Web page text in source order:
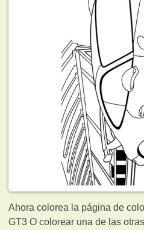
Ahora colorea la página de
GT3 O colorear una de las